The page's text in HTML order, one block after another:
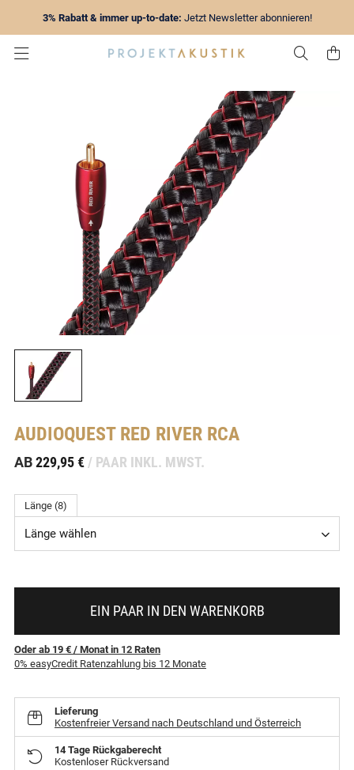
3% Rabatt & immer up-to-date: Jetzt Newsletter abonnieren!
Zur
AUDIOQUESTRED RIVER RCA
AB229,95 € / PAAR INKL. MWST.
Länge (8)
Länge wählen
EIN PAAR IN DEN WARENKORB
Oder ab 19 € / Monatin 12 Raten
0% easyCredit Ratenzahlung bis 12 Monate
Lieferung
Kostenfreier Versand nach Deutschland und Österreich
14 Tage Rückgaberecht
Kostenloser Rückversand